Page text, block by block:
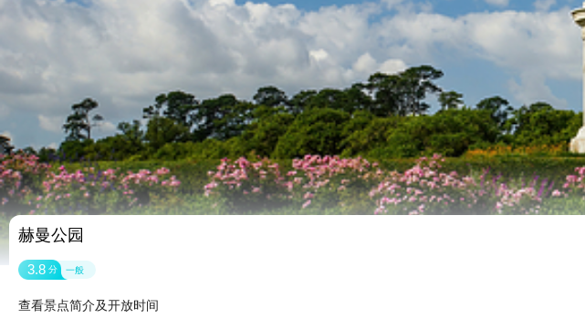
赫曼公园
3.8 分 一般
查看景点简介及开放时间